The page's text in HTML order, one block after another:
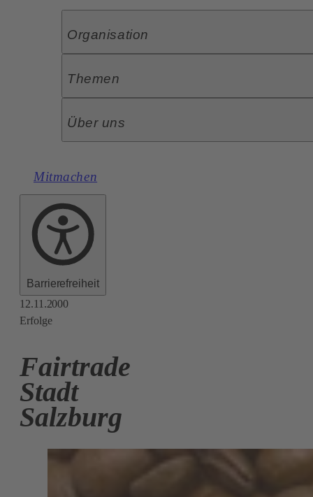
Organisation
Themen
Über uns
Mitmachen
Barrierefreiheit
12.11.2000
Erfolge
Fairtrade
Stadt
Salzburg